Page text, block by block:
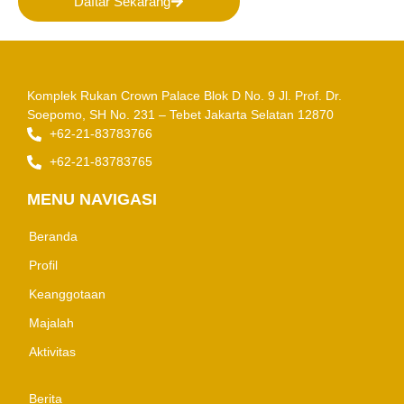
Komplek Rukan Crown Palace Blok D No. 9 Jl. Prof. Dr.
Soepomo, SH No. 231 – Tebet Jakarta Selatan 12870
+62-21-83783766
+62-21-83783765
MENU NAVIGASI
Beranda
Profil
Keanggotaan
Majalah
Aktivitas
Berita